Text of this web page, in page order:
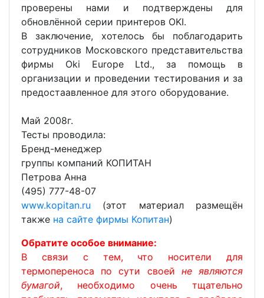
проверены нами и подтверждены для
обновлённой серии принтеров OKI.
В заключение, хотелось бы поблагодарить
сотрудников Московского представительства
фирмы Oki Europe Ltd., за помощь в
организации и проведении тестирования и за
предостаaвленное для этого оборудование.
Май 2008г.
Тесты проводила:
Бренд-менеджер
группы компаний КОПИТАН
Петрова Анна
(495) 777-48-07
www.kopitan.ru (этот материал размещён
также на сайте фирмы Копитан)
Обратите особое внимание:
В связи с тем, что носители для
термопереноса по сути своей не являются
бумагой, необходимо очень тщательно